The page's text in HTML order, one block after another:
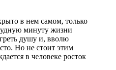
в нем самом, только
минуту жизни
душу и, вволю
Но не стоит этим
в человеке росток